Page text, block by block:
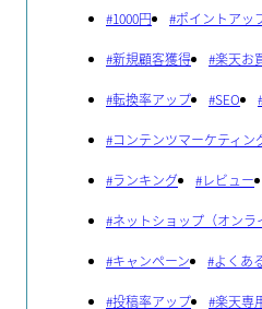
#1000円 #ポイントアッ
#新規顧客獲得 #楽天お
#転換率アップ #SEO
#コンテンツマーケティン
#ランキング #レビュー
#ネットショップ（オンラ
#キャンペーン #よくあ
#投稿率アップ #楽天専